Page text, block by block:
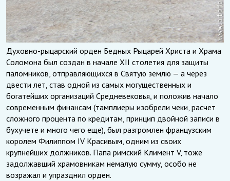
Духовно-рыцарский орден Бедных Рыцарей Христа и Храма
Соломона был создан в начале XII столетия для защиты
паломников, отправляющихся в Святую землю — а через
двести лет, став одной из самых могущественных и
богатейших организаций Средневековья, и положив начало
современным финансам (тамплиеры изобрели чеки, расчет
сложного процента по кредитам, принцип двойной записи в
бухучете и много чего еще), был разгромлен французским
королем Филиппом IV Красивым, одним из своих
крупнейших должников. Папа римский Климент V, тоже
задолжавший храмовникам немалую сумму, особо не
возражал и упразднил орден.